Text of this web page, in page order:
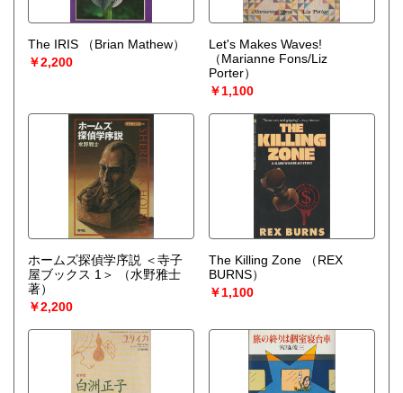
The IRIS
（Brian Mathew）
￥2,200
Let's Makes Waves!
（Marianne Fons/Liz
Porter）
￥1,100
ホームズ探偵学序説 ＜寺子
屋ブックス 1＞
（水野雅士
著）
￥2,200
The Killing Zone
（REX
BURNS）
￥1,100